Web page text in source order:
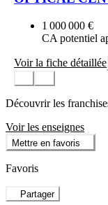
1 000 000 €
CA potentiel
Voir la fiche détaillée
Découvrir les
Voir les enseignes
Mettre en favoris
Favoris
Partager